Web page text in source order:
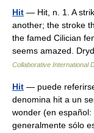
Hit — Hit, n. 1. A
another; the stroke
the famed Cilician
seems amazed.
Collaborative International
Hit — puede
denomina hit a un
wonder (en
generalmente sólo